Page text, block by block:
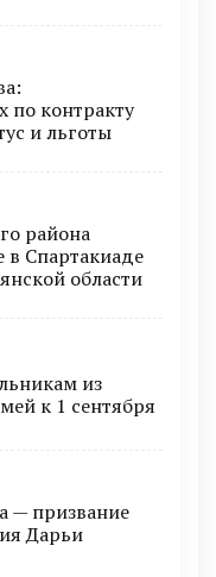
по контракту
и льготы
района
в Спартакиаде
области
из
к 1 сентября
— призвание
Дарьи